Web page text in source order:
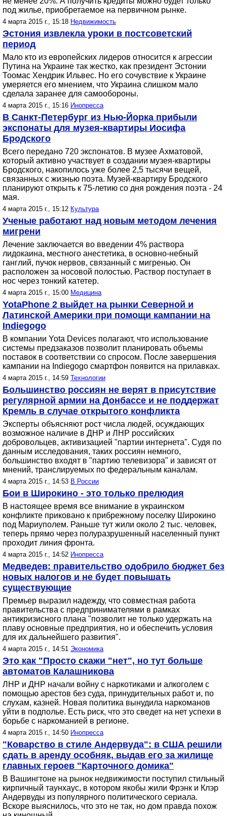
под жилье, приобретаемое на первичном рынке.
4 марта 2015 г., 15:18 Недвижимость
Эстония извлекла уроки в постсоветский
период
Мало кто из европейских лидеров относится к агрессии
Путина на Украине так жестко, как президент Эстонии
Тоомас Хендрик Ильвес. Но его сочувствие к Украине
умеряется его мнением, что Украина слишком мало
сделала заранее для самообороны.
4 марта 2015 г., 15:16 Инопресса
В Санкт-Петербург из Нью-Йорка прибыли
экспонаты для музея-квартиры Иосифа
Бродского
Всего передано 720 экспонатов. В музее Ахматовой,
который активно участвует в создании музея-квартиры
Бродского, накопилось уже более 2,5 тысячи вещей,
связанных с жизнью поэта. Музей-квартиру Бродского
планируют открыть к 75-летию со дня рождения поэта - 24
мая.
4 марта 2015 г., 15:12 Культура
Ученые работают над новым методом лечения
мигрени
Лечение заключается во введении 4% раствора
лидокаина, местного анестетика, в основно-небный
ганглий, пучок нервов, связанный с мигренью. Он
расположен за носовой полостью. Раствор поступает в
нос через тонкий катетер.
4 марта 2015 г., 15:00 Медицина
YotaPhone 2 выйдет на рынки Северной и
Латинской Америки при помощи кампании на
Indiegogo
В компании Yota Devices полагают, что использование
системы предзаказов позволит планировать объемы
поставок в соответствии со спросом. После завершения
кампании на Indiegogo смартфон появится на прилавках.
4 марта 2015 г., 14:59 Технологии
Большинство россиян не верят в присутствие
регулярной армии на Донбассе и не поддержат
Кремль в случае открытого конфликта
Эксперты объясняют рост числа людей, осуждающих
возможное наличие в ДНР и ЛНР российских
добровольцев, активизацией "партии интернета". Судя по
данным исследования, таких россиян немного,
большинство входят в "партию телевизора" и зависят от
мнений, транслируемых по федеральным каналам.
4 марта 2015 г., 14:53 В России
Бои в Широкино - это только прелюдия
В настоящее время все внимание в украинском
конфликте приковано к прибрежному поселку Широкино
под Мариуполем. Раньше тут жили около 2 тыс. человек,
теперь прямо через полуразрушенный населенный пункт
проходит линия фронта.
4 марта 2015 г., 14:52 Инопресса
Медведев: правительство одобрило бюджет без
новых налогов и не будет повышать
существующие
Премьер выразил надежду, что совместная работа
правительства с предпринимателями в рамках
антикризисного плана "позволит не только удержать на
плаву основные предприятия, но и обеспечить условия
для их дальнейшего развития".
4 марта 2015 г., 14:51 Экономика
Это как "Просто скажи "нет", но тут больше
автоматов Калашникова
ЛНР и ДНР начали войну с наркотиками и алкоголем с
помощью арестов без суда, принудительных работ и, по
слухам, казней. Новая политика вынудила наркоманов
уйти в подполье. Есть риск, что это сведет на нет успехи в
борьбе с наркоманией в регионе.
4 марта 2015 г., 14:50 Инопресса
"Коварство в стиле Андервуда": в США решили
сдать в аренду особняк, выдав его за жилище
главных героев "Карточного домика"
В Вашингтоне на рынок недвижимости поступил стильный
кирпичный таунхаус, в котором якобы жили Фрэнк и Клэр
Андервуды из популярного политического сериала.
Вскоре выяснилось, что это не так, но дом правда похож